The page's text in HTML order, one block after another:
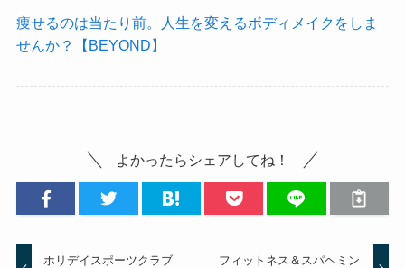
痩せるのは当たり前。人生を変えるボディメイクをしま
せんか？【BEYOND】
よかったらシェアしてね！
ホリデイスポーツクラブ
フィットネス＆スパヘミン